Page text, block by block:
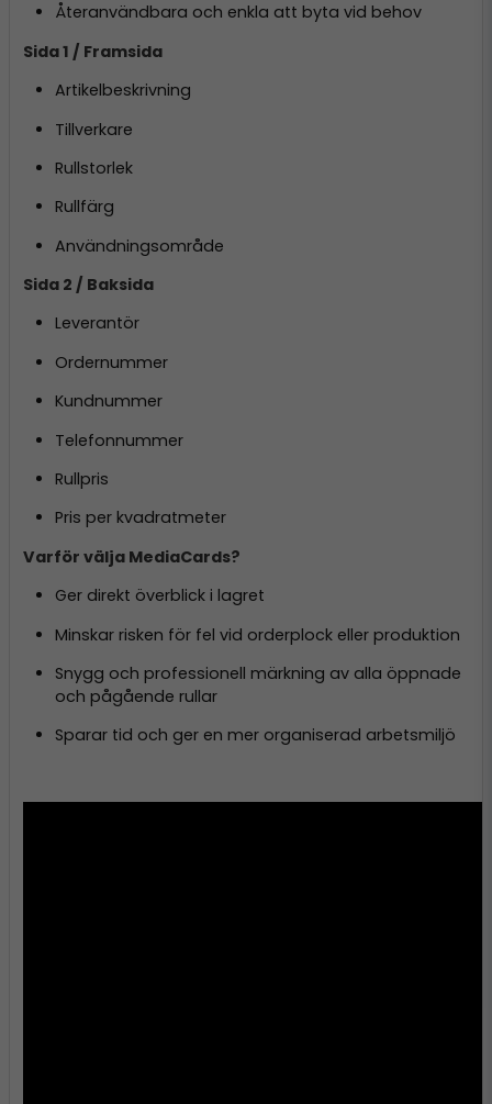
Återanvändbara och enkla att byta vid behov
Sida 1 / Framsida
Artikelbeskrivning
Tillverkare
Rullstorlek
Rullfärg
Användningsområde
Sida 2 / Baksida
Leverantör
Ordernummer
Kundnummer
Telefonnummer
Rullpris
Pris per kvadratmeter
Varför välja MediaCards?
Ger direkt överblick i lagret
Minskar risken för fel vid orderplock eller produktion
Snygg och professionell märkning av alla öppnade
och pågående rullar
Sparar tid och ger en mer organiserad arbetsmiljö